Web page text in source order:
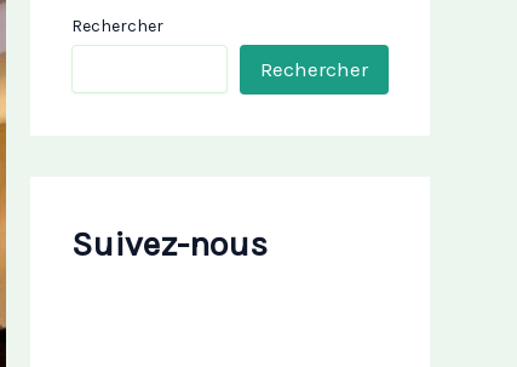
Rechercher
Rechercher
Suivez-nous